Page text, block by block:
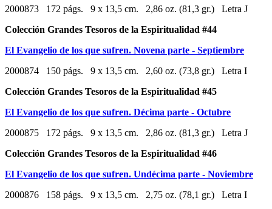
2000873 172 págs. 9 x 13,5 cm. 2,86 oz. (81,3 gr.) Letra J
Colección Grandes Tesoros de la Espiritualidad #44
El Evangelio de los que sufren. Novena parte - Septiembre
2000874 150 págs. 9 x 13,5 cm. 2,60 oz. (73,8 gr.) Letra I
Colección Grandes Tesoros de la Espiritualidad #45
El Evangelio de los que sufren. Décima parte - Octubre
2000875 172 págs. 9 x 13,5 cm. 2,86 oz. (81,3 gr.) Letra J
Colección Grandes Tesoros de la Espiritualidad #46
El Evangelio de los que sufren. Undécima parte - Noviembre
2000876 158 págs. 9 x 13,5 cm. 2,75 oz. (78,1 gr.) Letra I